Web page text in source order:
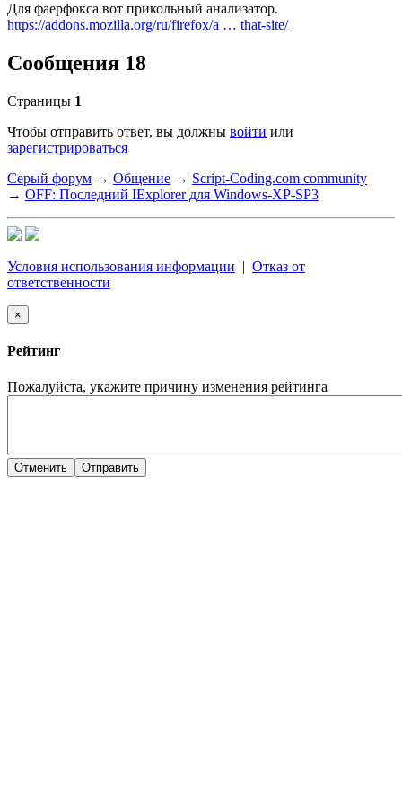
Для фаерфокса вот прикольный анализатор.
https://addons.mozilla.org/ru/firefox/a … that-site/
Сообщения 18
Страницы 1
Чтобы отправить ответ, вы должны войти или
зарегистрироваться
Серый форум → Общение → Script-Coding.com community
→ OFF: Последний IExplorer для Windows-XP-SP3
Условия использования информации | Отказ от
ответственности
×
Рейтинг
Пожалуйста, укажите причину изменения рейтинга
Отменить Отправить